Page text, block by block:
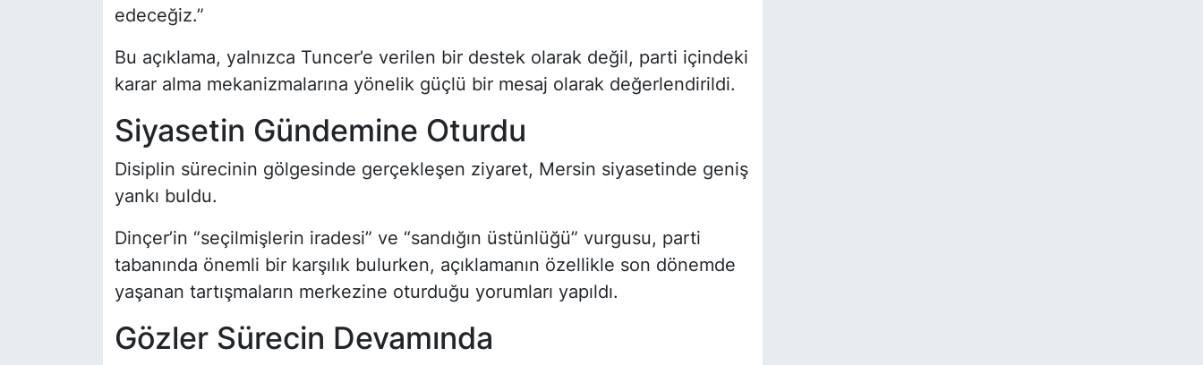
edeceğiz.”
Bu açıklama, yalnızca Tuncer’e verilen bir destek olarak değil, parti içindeki
karar alma mekanizmalarına yönelik güçlü bir mesaj olarak değerlendirildi.
Siyasetin Gündemine Oturdu
Disiplin sürecinin gölgesinde gerçekleşen ziyaret, Mersin siyasetinde geniş
yankı buldu.
Dinçer’in “seçilmişlerin iradesi” ve “sandığın üstünlüğü” vurgusu, parti
tabanında önemli bir karşılık bulurken, açıklamanın özellikle son dönemde
yaşanan tartışmaların merkezine oturduğu yorumları yapıldı.
Gözler Sürecin Devamında